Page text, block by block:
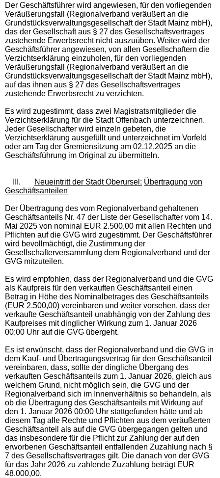
Der Geschäftsführer wird angewiesen, für den vorliegenden
Veräußerungsfall (Regionalverband veräußert an die
Grundstücksverwaltungsgesellschaft der Stadt Mainz mbH),
das der Gesellschaft aus § 27 des Gesellschaftsvertrages
zustehende Erwerbsrecht nicht auszuüben. Weiter wird der
Geschäftsführer angewiesen, von allen Gesellschaftern die
Verzichtserklärung einzuholen, für den vorliegenden
Veräußerungsfall (Regionalverband veräußert an die
Grundstücksverwaltungsgesellschaft der Stadt Mainz mbH),
auf das ihnen aus § 27 des Gesellschaftsvertrages
zustehende Erwerbsrecht zu verzichten.
Es wird zugestimmt, dass zwei Magistratsmitglieder die
Verzichtserklärung für die Stadt Offenbach unterzeichnen.
Jeder Gesellschafter wird einzeln gebeten, die
Verzichtserklärung ausgefüllt und unterzeichnet im Vorfeld
oder am Tag der Gremiensitzung am 02.12.2025 an die
Geschäftsführung im Original zu übermitteln.
III. Neueintritt der Stadt Oberursel: Übertragung von
Geschäftsanteilen
Der Übertragung des vom Regionalverband gehaltenen
Geschäftsanteils Nr. 47 der Liste der Gesellschafter vom 14.
Mai 2025 von nominal EUR 2.500,00 mit allen Rechten und
Pflichten auf die GVG wird zugestimmt. Der Geschäftsführer
wird bevollmächtigt, die Zustimmung der
Gesellschafterversammlung dem Regionalverband und der
GVG mitzuteilen.
Es wird empfohlen, dass der Regionalverband und die GVG
als Kaufpreis für den verkauften Geschäftsanteil einen
Betrag in Höhe des Nominalbetrages des Geschäftsanteils
(EUR 2.500,00) vereinbaren und weiter vorsehen, dass der
verkaufte Geschäftsanteil unabhängig von der Zahlung des
Kaufpreises mit dinglicher Wirkung zum 1. Januar 2026
00:00 Uhr auf die GVG übergeht.
Es ist erwünscht, dass der Regionalverband und die GVG in
dem Kauf- und Übertragungsvertrag für den Geschäftsanteil
vereinbaren, dass, sollte der dingliche Übergang des
verkauften Geschäftsanteils zum 1. Januar 2026, gleich aus
welchem Grund, nicht möglich sein, die GVG und der
Regionalverband sich im Innenverhältnis so behandeln, als
ob die Übertragung des Geschäftsanteils mit Wirkung auf
den 1. Januar 2026 00:00 Uhr stattgefunden hätte und ab
diesem Tag alle Rechte und Pflichten aus dem veräußerten
Geschäftsanteil als auf die GVG übergegangen gelten und
das insbesondere für die Pflicht zur Zahlung der auf den
erworbenen Geschäftsanteil entfallenden Zuzahlung nach §
7 des Gesellschaftsvertrages gilt. Die danach von der GVG
für das Jahr 2026 zu zahlende Zuzahlung beträgt EUR
48.000,00.